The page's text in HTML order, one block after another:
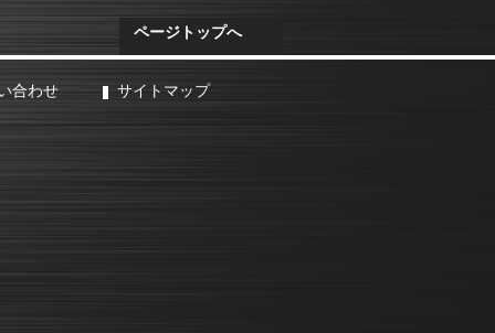
ページトップへ
合わせ サイトマップ